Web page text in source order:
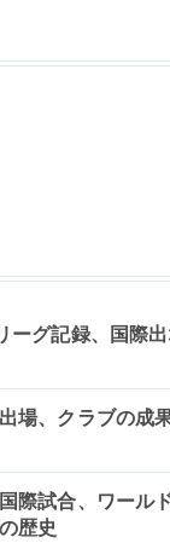
ーグ記録、国際
場、クラブの成
際試合、ワール
歴史